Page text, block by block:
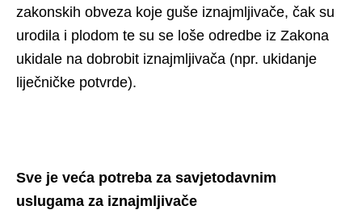
zakonskih obveza koje guše iznajmljivače, čak su
urodila i plodom te su se loše odredbe iz Zakona
ukidale na dobrobit iznajmljivača (npr. ukidanje
liječničke potvrde).
Sve je veća potreba za savjetodavnim
uslugama za iznajmljivače